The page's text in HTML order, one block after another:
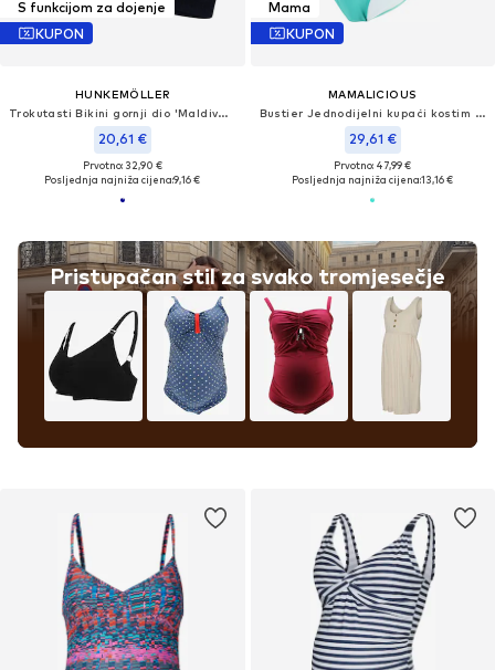
S funkcijom za dojenje
KUPON
HUNKEMÖLLER
Trokutasti Bikini gornji dio 'Maldives'
20,61 €
Prvotno: 32,90 €
Posljednja najniža cijena:9,16 €
Mama
KUPON
MAMALICIOUS
Bustier Jednodijelni kupaći kostim 'LULU'
29,61 €
Prvotno: 47,99 €
Posljednja najniža cijena:13,16 €
Pristupačan stil za svako tromjesečje